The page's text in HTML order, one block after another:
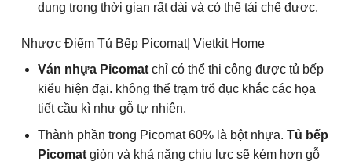
dụng trong thời gian rất dài và có thể tái chế được.
Nhược Điểm Tủ Bếp Picomat| Vietkit Home
Ván nhựa Picomatchỉ có thể thi công được tủ bếp
kiểu hiện đại. không thể trạm trổ đục khắc các họa
tiết cầu kì như gỗ tự nhiên.
Thành phần trong Picomat 60% là bột nhựa. Tủ bếp
Picomatgiòn và khả năng chịu lực sẽ kém hơn gỗ